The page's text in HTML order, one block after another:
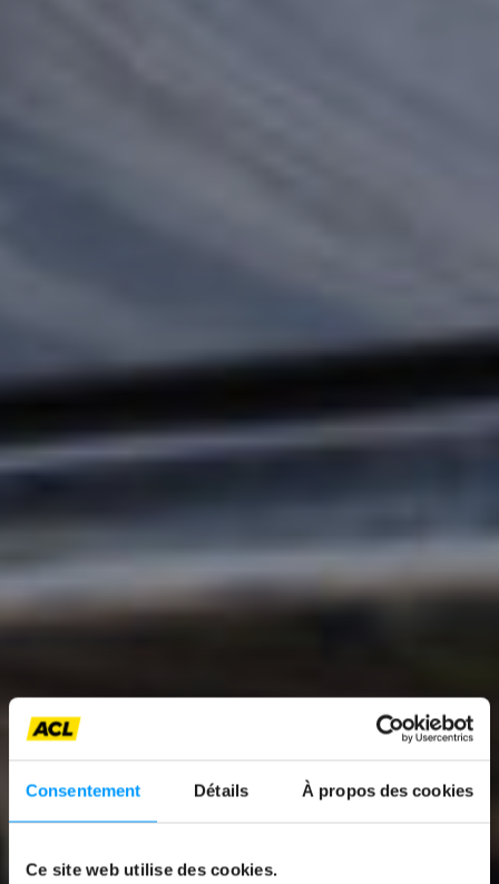
Consentement Détails À propos des cookies
Ce site web utilise des cookies.
News